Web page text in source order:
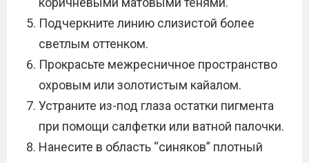
Подчеркните линию слизистой более
светлым оттенком.
Прокрасьте межресничное пространство
охровым или золотистым кайалом.
Устраните из-под глаза остатки пигмента
при помощи салфетки или ватной палочки.
Нанесите в область “синяков” плотный